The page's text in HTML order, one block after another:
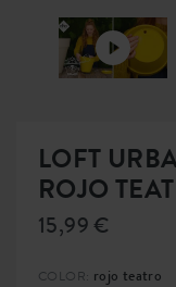
LOFT
ROJO
15,99 €
COLOR: rojo teatro